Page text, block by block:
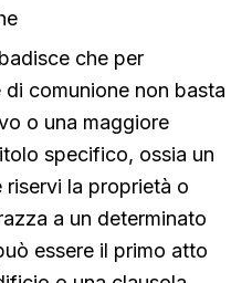
che per
comunione non basta
o una maggiore
specifico, ossia un
riservi la proprietà o
a un determinato
essere il primo atto